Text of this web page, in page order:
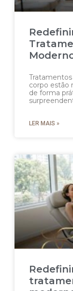
corpo estão
de forma
LER MAIS »